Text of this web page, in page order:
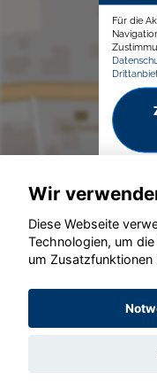
Für die
©
Wir
Diese Webseite
Technologien, um
um Zusatzfunktionen